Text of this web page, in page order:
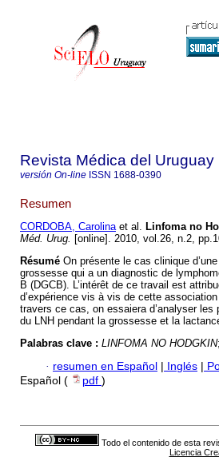
Revista Médica del Uruguay
versión On-line ISSN 1688-0390
Resumen
CORDOBA, Carolinaet al. Linfoma no
Méd. Urug. [online]. 2010, vol.26, n.2,
Résumé On présente le cas clinique
grossesse qui a un diagnostic de
B (DGCB). L’intérêt de ce travail est
d’expérience vis à vis de cette
travers ce cas, on essaiera d’analyser
du LNH pendant la grossesse et la
Palabras clave : LINFOMA NO HODGKIN;
· resumen en Español | Inglés |
Español (
pdf )
Todo el contenido de esta
Licencia